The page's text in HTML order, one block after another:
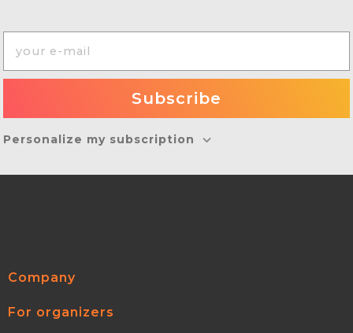
Personalize my subscription
Company
For organizers